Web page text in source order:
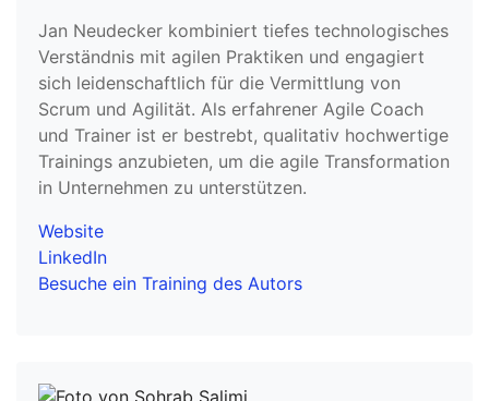
Jan Neudecker kombiniert tiefes technologisches
Verständnis mit agilen Praktiken und engagiert
sich leidenschaftlich für die Vermittlung von
Scrum und Agilität. Als erfahrener Agile Coach
und Trainer ist er bestrebt, qualitativ hochwertige
Trainings anzubieten, um die agile Transformation
in Unternehmen zu unterstützen.
Website
LinkedIn
Besuche ein Training des Autors